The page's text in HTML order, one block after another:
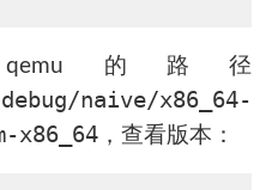
的路径
naive/x86_64-
x86_64，查看版本：